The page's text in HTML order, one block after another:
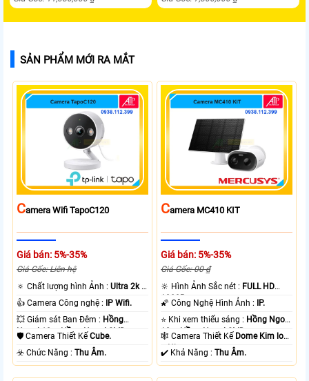
SẢN PHẨM MỚI RA MẮT
CAmera Wifi TapoC120
Giá bán: 5%-35%
Giá Gốc: Liên hệ
🔅 Chất lượng hình Ảnh :Ultra 2k +
.
👍 Camera Công nghệ :
IP Wifi.
💥 Giám sát Ban Đêm : Hồng
Ngoại 10m Hồng Ngoại SMD.
🛡 Camera Thiết KếCube.
️☣️ Chức Năng :Thu Âm.
CAmera MC410 KIT
Giá bán: 5%-35%
Giá Gốc: 00 ₫
🔆 Hình Ảnh Sắc nét : FULL HD
1080P .
🌠 Công Nghệ Hình Ảnh :
IP.
⭐ Khi xem thiếu sáng : Hồng Ngoại
10m Hồng Ngoại SMD.
🕸️ Camera Thiết Kế Dome Kim loại
+ Nhựa.
️✔️ Khả Năng :Thu Âm.